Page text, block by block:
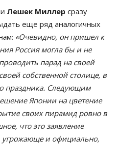
Лешек Миллер сразу
еще ряд аналогичных
«Очевидно, он пришел к
Россия могла бы и не
парад на своей
собственной столице, в
праздника. Следующим
Японии на цветение
своих пирамид ровно в
что это заявление
угрожающе и официально,